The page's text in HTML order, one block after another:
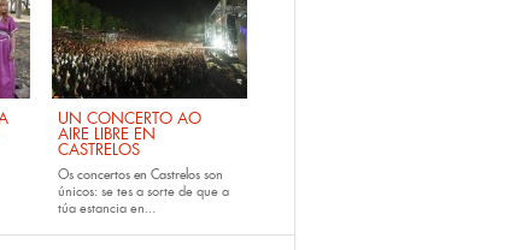
UN CONCERTO AO
AIRE LIBRE EN
CASTRELOS
Os concertos en Castrelos son
únicos: se tes a sorte de que a
túa estancia en...